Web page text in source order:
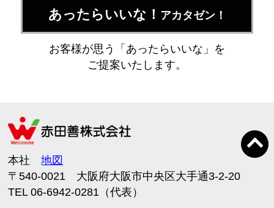
あったらいいな！ アカタゼン！
お客様が思う「あったらいいな」を
ご提案いたします。
本社地図
〒540-0021 大阪府大阪市中央区大手通3-2-20
TEL 06-6942-0281（代表）